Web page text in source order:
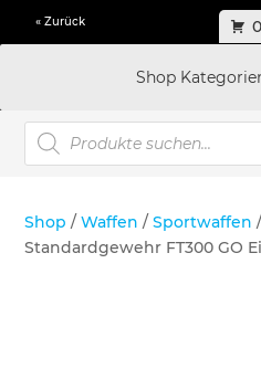
« Zurück
Shop
Products
search
Shop /Waffen /Sportwaffen /
Standardgewehr FT300 GO